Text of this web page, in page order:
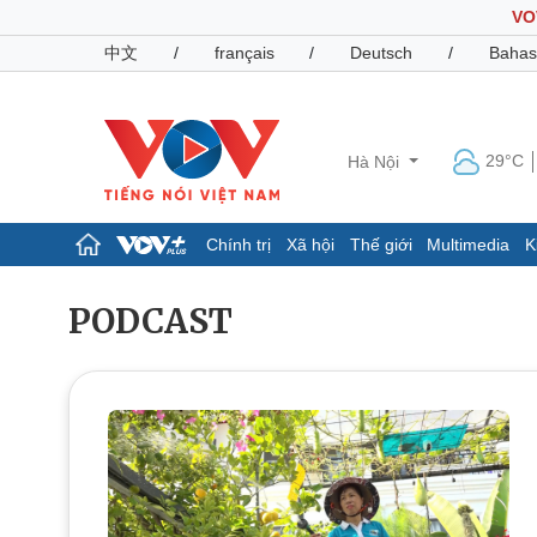
中文
/ français / Deutsch /
Hà Nội 29°C
Chính trị Xã hội Thế giới Multimedia
Đảng
Quốc hội
Giáo dục
Việc làm
Biển đảo
Pháp luật
Vụ án
Quân sự - Quốc phòng
Vũ khí
PODCAST